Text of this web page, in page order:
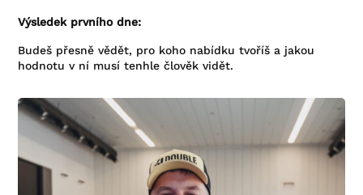
Výsledek prvního dne:
Budeš přesně vědět, pro koho nabídku tvoříš a jakou
hodnotu v ní musí tenhle člověk vidět.